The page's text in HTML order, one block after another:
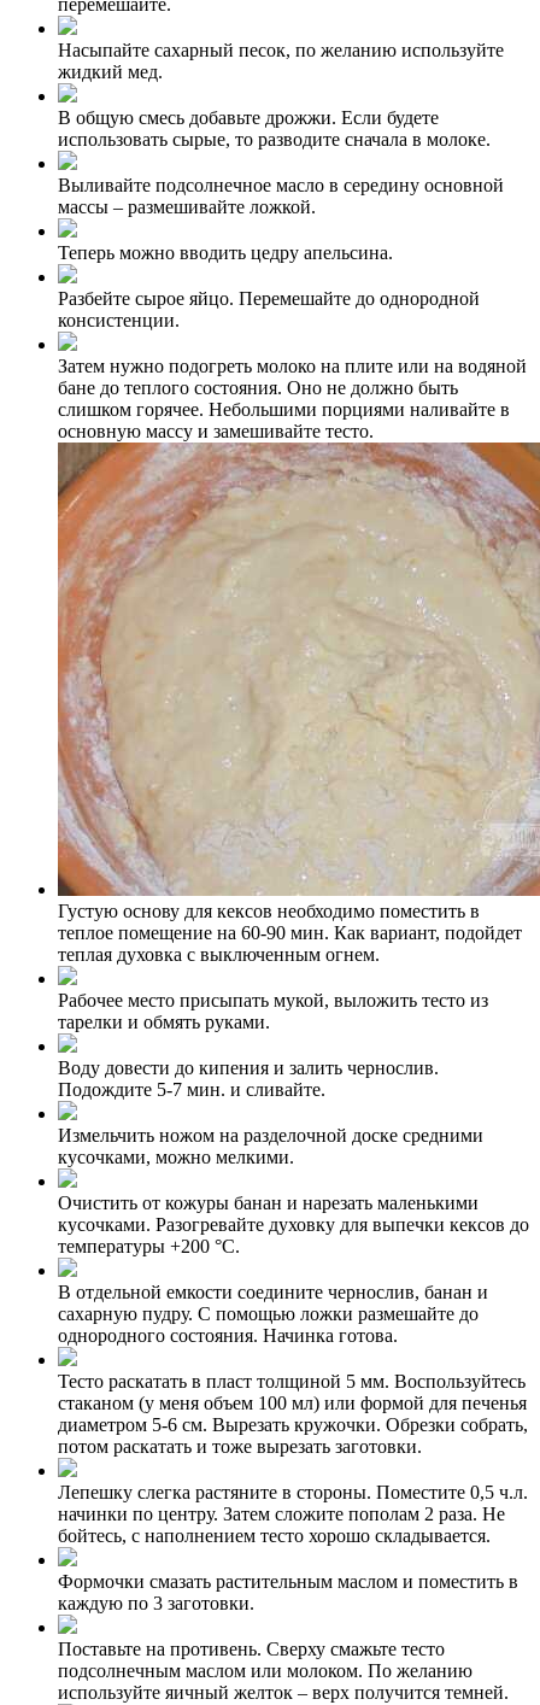
перемешайте.
Насыпайте сахарный песок, по желанию используйте
жидкий мед.
В общую смесь добавьте дрожжи. Если будете
использовать сырые, то разводите сначала в молоке.
Выливайте подсолнечное масло в середину основной
массы – размешивайте ложкой.
Теперь можно вводить цедру апельсина.
Разбейте сырое яйцо. Перемешайте до однородной
консистенции.
Затем нужно подогреть молоко на плите или на водяной
бане до теплого состояния. Оно не должно быть
слишком горячее. Небольшими порциями наливайте в
основную массу и замешивайте тесто.
Густую основу для кексов необходимо поместить в
теплое помещение на 60-90 мин. Как вариант, подойдет
теплая духовка с выключенным огнем.
Рабочее место присыпать мукой, выложить тесто из
тарелки и обмять руками.
Воду довести до кипения и залить чернослив.
Подождите 5-7 мин. и сливайте.
Измельчить ножом на разделочной доске средними
кусочками, можно мелкими.
Очистить от кожуры банан и нарезать маленькими
кусочками. Разогревайте духовку для выпечки кексов до
температуры +200 °С.
В отдельной емкости соедините чернослив, банан и
сахарную пудру. С помощью ложки размешайте до
однородного состояния. Начинка готова.
Тесто раскатать в пласт толщиной 5 мм. Воспользуйтесь
стаканом (у меня объем 100 мл) или формой для печенья
диаметром 5-6 см. Вырезать кружочки. Обрезки собрать,
потом раскатать и тоже вырезать заготовки.
Лепешку слегка растяните в стороны. Поместите 0,5 ч.л.
начинки по центру. Затем сложите пополам 2 раза. Не
бойтесь, с наполнением тесто хорошо складывается.
Формочки смазать растительным маслом и поместить в
каждую по 3 заготовки.
Поставьте на противень. Сверху смажьте тесто
подсолнечным маслом или молоком. По желанию
используйте яичный желток – верх получится темней.